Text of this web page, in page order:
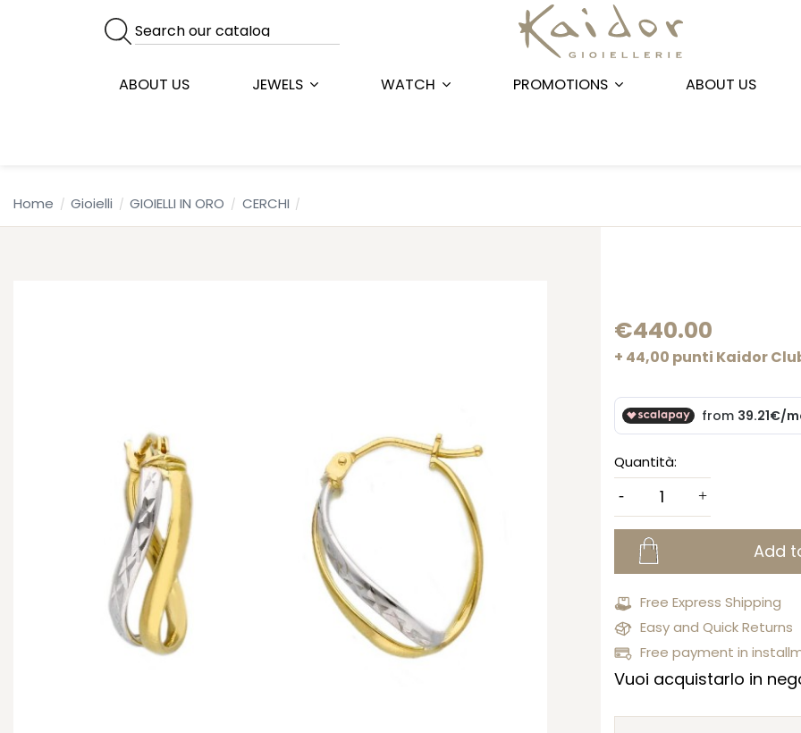
ABOUT US JEWELS WATCH PROMOTIONS ABOUT US
Home Gioielli GIOIELLI IN ORO CERCHI
€440.00
+ 44,00 punti Kaidor
Quantità:
Add
Free Express Shipping
Easy and Quick Returns
Free payment in
Vuoi acquistarlo in